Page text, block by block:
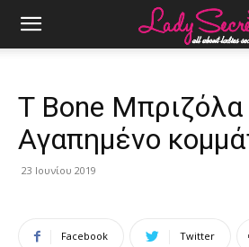
T Bone
Αγαπημένο
23 Ιουνίου 2019
Facebook Twitter